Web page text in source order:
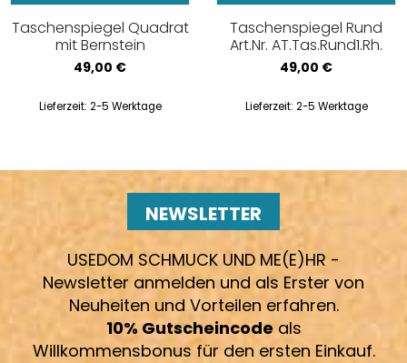
Taschenspiegel Quadrat
mit Bernstein
49,00 €
Lieferzeit: 2-5 Werktage
Taschenspiegel Rund
Art.Nr. AT.Tas.Rund1.Rh.
49,00 €
Lieferzeit: 2-5 Werktage
NEWSLETTER
USEDOM SCHMUCK UND ME(E)HR -
Newsletter anmelden und als Erster von
Neuheiten und Vorteilen erfahren.
10% Gutscheincodeals
Willkommensbonus für den ersten Einkauf.